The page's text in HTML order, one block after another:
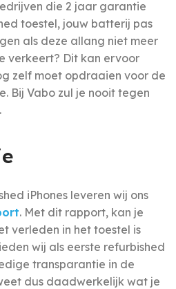
die 2 jaar garantie
toestel, jouw batterij pas
als deze allang niet meer
verkeert? Dit kan ervoor
zelf moet opdraaien voor de
Bij Vabo zul je nooit tegen
iPhones leveren wij ons
. Met dit rapport, kan je
verleden in het toestel is
wij als eerste refurbished
transparantie in de
dus daadwerkelijk wat je